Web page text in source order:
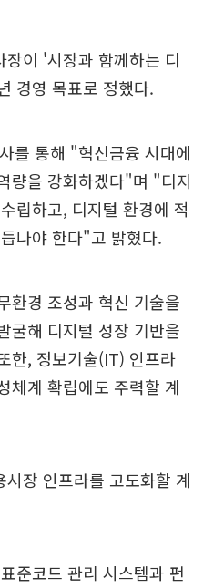
이 '시장과 함께하는 디
경영 목표로 정했다.
를 통해 "혁신금융 시대에
량을 강화하겠다"며 "디지
립하고, 디지털 환경에 적
나야 한다"고 밝혔다.
환경 조성과 혁신 기술을
굴해 디지털 성장 기반을
한, 정보기술(IT) 인프라
체계 확립에도 주력할 계
장 인프라를 고도화할 계
준코드 관리 시스템과 펀